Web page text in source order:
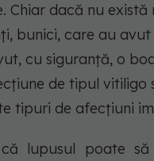
Chiar dacă nu există
bunici, care au
cu siguranță, o
de tipul vitiligo
tipuri de afecțiuni
că lupusul poate